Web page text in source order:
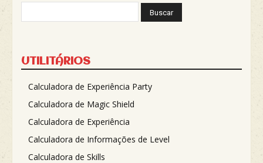
UTILITÁRIOS
Calculadora de Experiência Party
Calculadora de Magic Shield
Calculadora de Experiência
Calculadora de Informações de Level
Calculadora de Skills